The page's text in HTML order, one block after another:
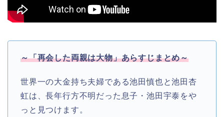
～「再会した両親は大物」あらすじまとめ～
世界一の大金持ち夫婦である池田慎也と池田杏
虹は、長年行方不明だった息子・池田宇泰をや
っと見つけます。